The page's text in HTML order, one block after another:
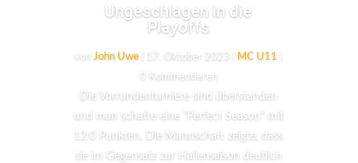
Ungeschlagen in die
Playoffs
von John Uwe 17. Oktober 2023 MC U11
0 Kommentieren
Die Vorrundenturniere sind überstanden
und man schafte eine "Perfect Season" mit
12:0 Punkten. Die Mannschaft zeigte, dass
sie im Gegensatz zur Hallensaison deutlich